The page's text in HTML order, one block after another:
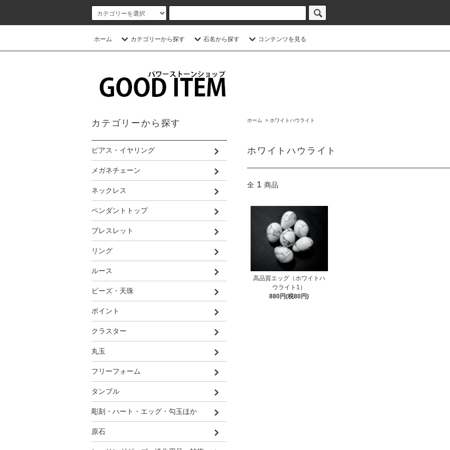
ホーム カテゴリーから探す 石名から探す コンテンツを見る
ホーム > ホワイトハウライト
ホワイトハウライト
全 1 商品
高品質エッグ（ホワイトハ
ウライト1）
880円(税80円)
カテゴリーから探す
ピアス・イヤリング
メガネチェーン
ネックレス
ペンダントトップ
ブレスレット
リング
ルース
ビーズ・天珠
ポイント
クラスター
丸玉
フリーフォーム
タンブル
彫刻・ハート・エッグ・勾玉ほか
原石